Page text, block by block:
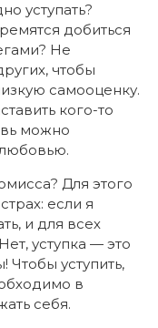
уступать?
добиться
Не
чтобы
самооценку.
кого-то
можно
Для этого
если я
и для всех
уступка — это
Чтобы уступить,
в
себя.